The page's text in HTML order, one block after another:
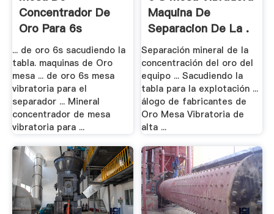
Concentrador De
Oro Para 6s
Minerales .
... de oro 6s sacudiendo la
tabla. maquinas de Oro
mesa ... de oro 6s mesa
vibratoria para el
separador ... Mineral
concentrador de mesa
vibratoria para ...
Maquina De
Separacion De La .
Separación mineral de la
concentración del oro del
equipo ... Sacudiendo la
tabla para la explotación ...
álogo de fabricantes de
Oro Mesa Vibratoria de
alta ...